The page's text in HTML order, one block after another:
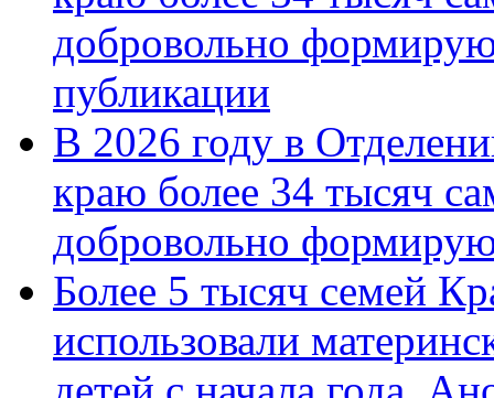
добровольно
публикации
В 2026 году в
краю более 34 тысяч
добровольно
Более 5 тысяч семей
использовали